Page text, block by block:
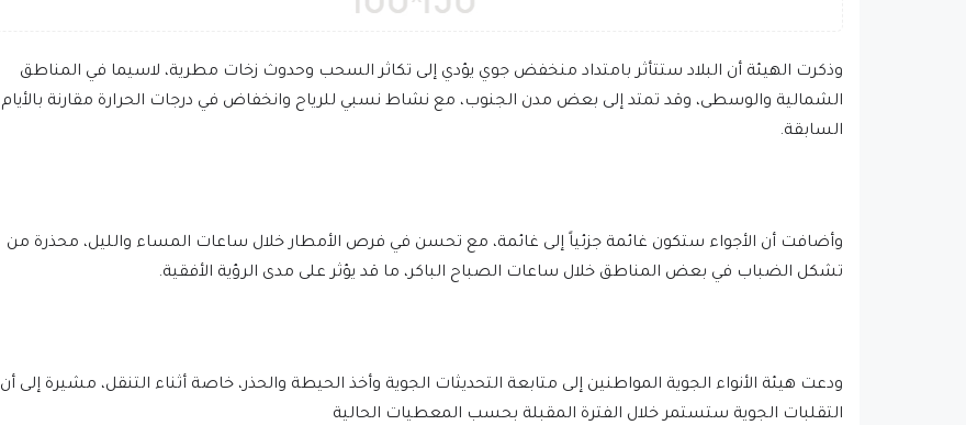
وذكرت الهيئة أن البلاد ستتأثر بامتداد منخفض جوي يؤدي إلى تكاثر السحب وحدوث زخات مطرية، لاسيما في المناطق
الشمالية والوسطى، وقد تمتد إلى بعض مدن الجنوب، مع نشاط نسبي للرياح وانخفاض في درجات الحرارة مقارنة بالأيام
السابقة.
وأضافت أن الأجواء ستكون غائمة جزئياً إلى غائمة، مع تحسن في فرص الأمطار خلال ساعات المساء والليل، محذرة من
تشكل الضباب في بعض المناطق خلال ساعات الصباح الباكر، ما قد يؤثر على مدى الرؤية الأفقية.
ودعت هيئة الأنواء الجوية المواطنين إلى متابعة التحديثات الجوية وأخذ الحيطة والحذر، خاصة أثناء التنقل، مشيرة إلى أن
التقلبات الجوية ستستمر خلال الفترة المقبلة بحسب المعطيات الحالية